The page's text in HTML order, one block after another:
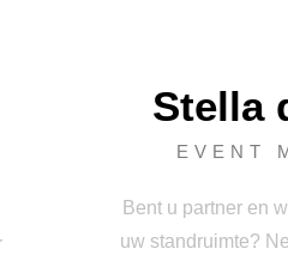
Stella
EVENT
Bent u partner en
uw standruimte?